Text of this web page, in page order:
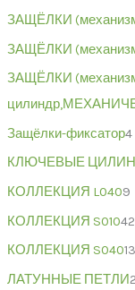
ЗАЩЁЛКИ
ЗАЩЁЛКИ
ЗАЩЁЛКИ
Защёлки-фиксатор4
КЛЮЧЕВЫЕ
КОЛЛЕКЦИЯ L0409
КОЛЛЕКЦИЯ S01042
КОЛЛЕКЦИЯ S04013
ЛАТУННЫЕ ПЕТЛИ